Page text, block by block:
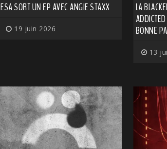
ESA SORT UN EP AVEC ANGIE STAXX
19 juin 2026
LA
BONNE
13